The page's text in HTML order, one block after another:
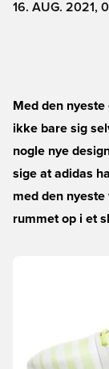
16. AUG. 2021,
Med den
ikke bare sig
nogle nye
sige at adidas
med den
rummet op i et